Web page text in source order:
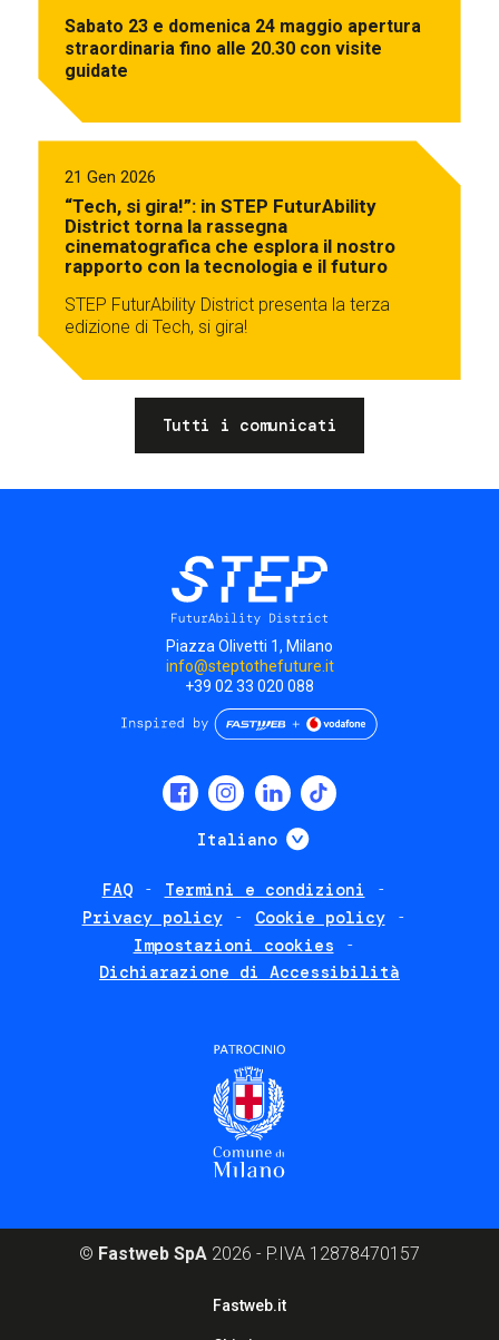
Sabato 23 e domenica 24 maggio apertura
straordinaria fino alle 20.30 con visite
guidate
21 Gen 2026
“Tech, si gira!”: in STEP FuturAbility
District torna la rassegna
cinematografica che esplora il nostro
rapporto con la tecnologia e il futuro
STEP FuturAbility District presenta la terza
edizione di Tech, si gira!
Tutti i comunicati
Piazza Olivetti 1, Milano
info@steptothefuture.it
+39 02 33 020 088
Italiano Mostra ulteriori
FAQ
Termini e condizioni
Privacy policy
Cookie policy
Impostazioni cookies
Dichiarazione di Accessibilità
© Fastweb SpA 2026 - P.IVA 12878470157
Fastweb.it